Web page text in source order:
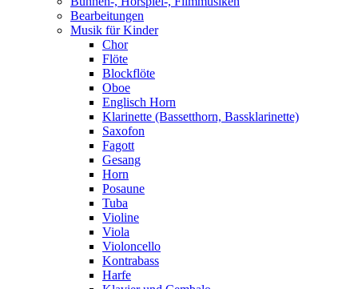
Bearbeitungen
Musik für Kinder
Chor
Flöte
Blockflöte
Oboe
Englisch Horn
Klarinette (Bassetthorn, Bassklarinette)
Saxofon
Fagott
Gesang
Horn
Posaune
Tuba
Violine
Viola
Violoncello
Kontrabass
Harfe